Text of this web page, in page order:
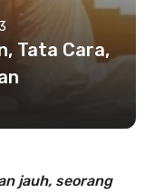
Tata Cara,
jauh, seorang